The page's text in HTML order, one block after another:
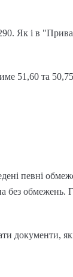
Як і в
51,60 та 50,75
певні
без обмежень.
документи,